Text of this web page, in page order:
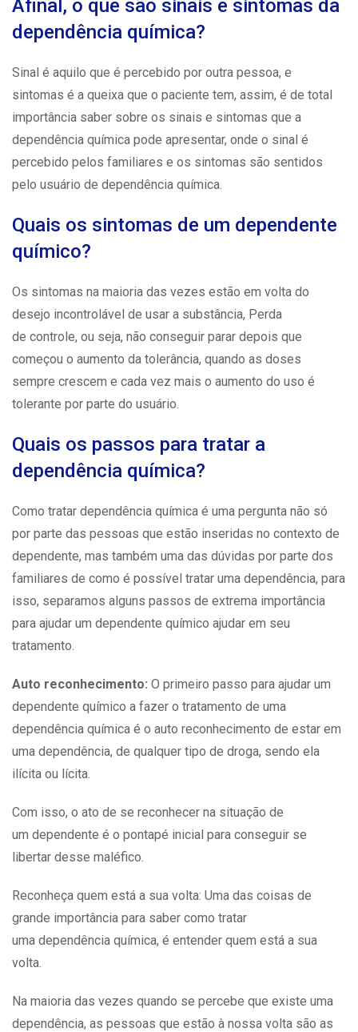
Afinal, o que são sinais e sintomas da
dependência química?
Sinal é aquilo que é percebido por outra pessoa, e
sintomas é a queixa que o paciente tem, assim, é de total
importância saber sobre os sinais e sintomas que a
dependência química pode apresentar, onde o sinal é
percebido pelos familiares e os sintomas são sentidos
pelo usuário de dependência química.
Quais os sintomas de um dependente
químico?
Os sintomas na maioria das vezes estão em volta do
desejo incontrolável de usar a substância, Perda
de controle, ou seja, não conseguir parar depois que
começou o aumento da tolerância, quando as doses
sempre crescem e cada vez mais o aumento do uso é
tolerante por parte do usuário.
Quais os passos para tratar a
dependência química?
Como tratar dependência química é uma pergunta não só
por parte das pessoas que estão inseridas no contexto de
dependente, mas também uma das dúvidas por parte dos
familiares de como é possível tratar uma dependência, para
isso, separamos alguns passos de extrema importância
para ajudar um dependente químico ajudar em seu
tratamento.
Auto reconhecimento: O primeiro passo para ajudar um
dependente químico a fazer o tratamento de uma
dependência química é o auto reconhecimento de estar em
uma dependência, de qualquer tipo de droga, sendo ela
ilícita ou lícita.
Com isso, o ato de se reconhecer na situação de
um dependente é o pontapé inicial para conseguir se
libertar desse maléfico.
Reconheça quem está a sua volta: Uma das coisas de
grande importância para saber como tratar
uma dependência química, é entender quem está a sua
volta.
Na maioria das vezes quando se percebe que existe uma
dependência, as pessoas que estão à nossa volta são as